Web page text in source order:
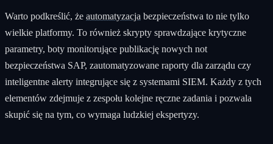
Warto podkreślić, że automatyzacja bezpieczeństwa to nie tylko
wielkie platformy. To również skrypty sprawdzające krytyczne
parametry, boty monitorujące publikację nowych not
bezpieczeństwa SAP, zautomatyzowane raporty dla zarządu czy
inteligentne alerty integrujące się z systemami SIEM. Każdy z tych
elementów zdejmuje z zespołu kolejne ręczne zadania i pozwala
skupić się na tym, co wymaga ludzkiej ekspertyzy.